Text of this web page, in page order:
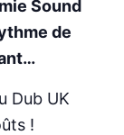
Sound
de
Dub UK
!